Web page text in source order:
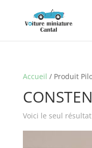
Accueil / Produit
Voici le seul résultat